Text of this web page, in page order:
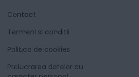
Contact
Termeni si conditii
Politica de cookies
Prelucrarea datelor cu